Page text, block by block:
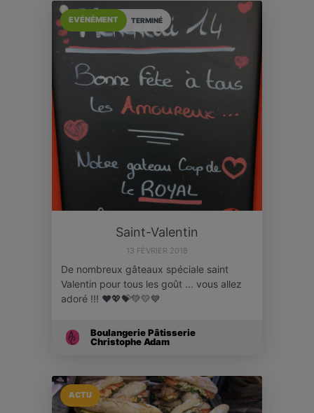
TERMINÉ
EVÉNÉMENT
Saint-Valentin
13 FÉVRIER 2018
De nombreux gâteaux spéciale saint
Valentin pour tous les goût ... vous allez
adoré !!! ❤💖💝💚💛💙
Boulangerie Pâtisserie
Christophe Adam
ACTU